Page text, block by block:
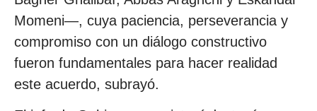
Momeni—, cuya paciencia, perseverancia y
compromiso con un diálogo constructivo
fueron fundamentales para hacer realidad
este acuerdo, subrayó.